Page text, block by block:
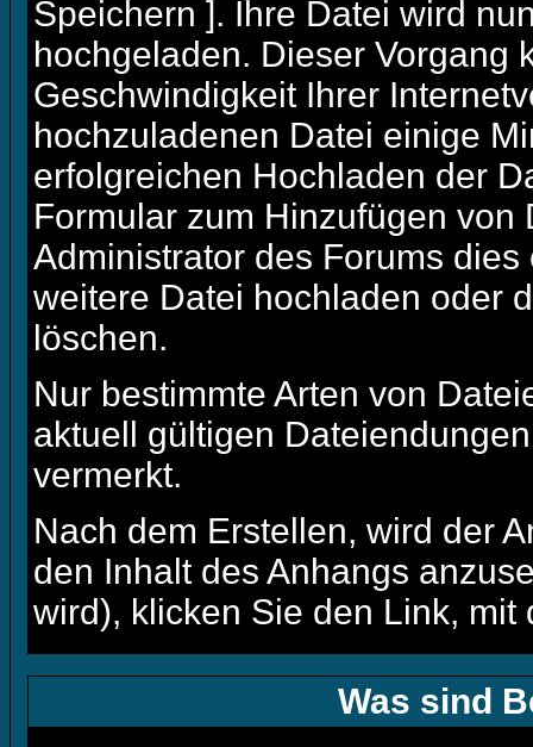
Speichern ]. Ihre Datei wird
hochgeladen. Dieser Vorgang
Geschwindigkeit Ihrer
hochzuladenen Datei einige
erfolgreichen Hochladen der
Formular zum Hinzufügen
Administrator des Forums
weitere Datei hochladen oder
löschen.
Nur bestimmte Arten von
aktuell gültigen
vermerkt.
Nach dem Erstellen, wird der
den Inhalt des Anhangs
wird), klicken Sie den Link, mit
Was sind